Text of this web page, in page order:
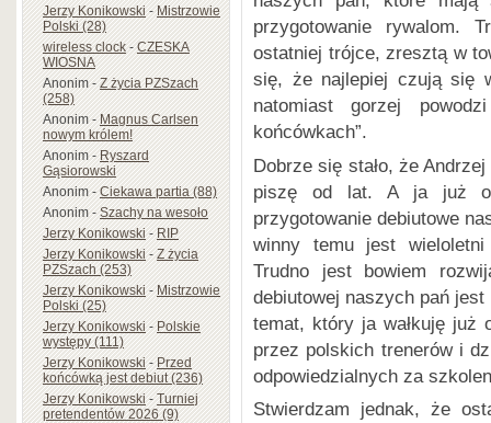
Jerzy Konikowski-Mistrzowie
Polski (28)
wireless clock-CZESKA
WIOSNA
Anonim-Z życia PZSzach
(258)
Anonim-Magnus Carlsen
nowym królem!
Anonim-Ryszard
Gąsiorowski
Anonim-Ciekawa partia (88)
Anonim-Szachy na wesoło
Jerzy Konikowski-RIP
Jerzy Konikowski-Z życia
PZSzach (253)
Jerzy Konikowski-Mistrzowie
Polski (25)
Jerzy Konikowski-Polskie
występy (111)
Jerzy Konikowski-Przed
końcówką jest debiut (236)
Jerzy Konikowski-Turniej
pretendentów 2026 (9)
przygotowanie rywalom.
ostatniej trójce, zresztą w
się, że najlepiej czują się
natomiast gorzej
końcówkach”.
Dobrze się stało, że
piszę od lat. A ja już
przygotowanie debiutowe
winny temu jest
Trudno jest bowiem
debiutowej naszych pań
temat, który ja wałkuję już
przez polskich trenerów i
odpowiedzialnych za
Stwierdzam jednak, że